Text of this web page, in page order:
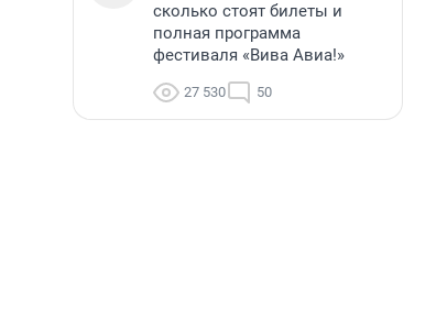
сколько стоят билеты и
полная программа
фестиваля «Вива Авиа!»
27 530 50